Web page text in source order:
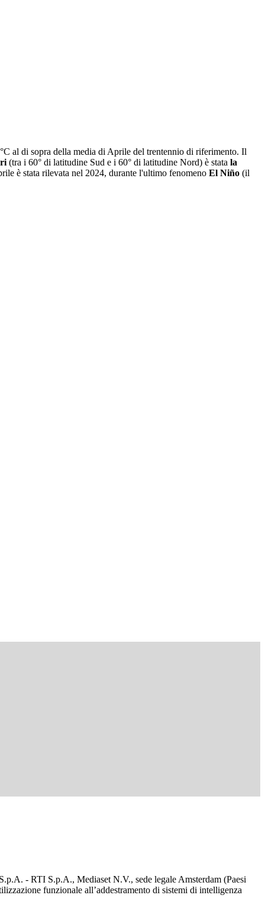
al di sopra della media di Aprile del trentennio di riferimento. Il
(tra i 60° di latitudine Sud e i 60° di latitudine Nord) è stata la
è stata rilevata nel 2024, durante l'ultimo fenomeno El Niño (il
- RTI S.p.A., Mediaset N.V., sede legale Amsterdam (Paesi
funzionale all’addestramento di sistemi di intelligenza